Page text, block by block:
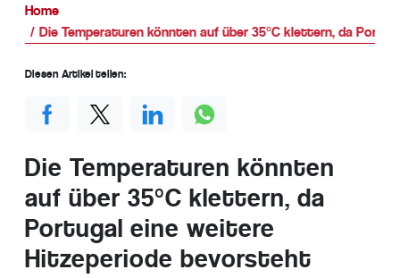
Home
Die Temperaturen könnten auf über 35°C klettern, da
Die Temperaturen könnten
auf über 35°C klettern, da
Portugal eine weitere
Hitzeperiode bevorsteht
Diesen Artikel teilen: